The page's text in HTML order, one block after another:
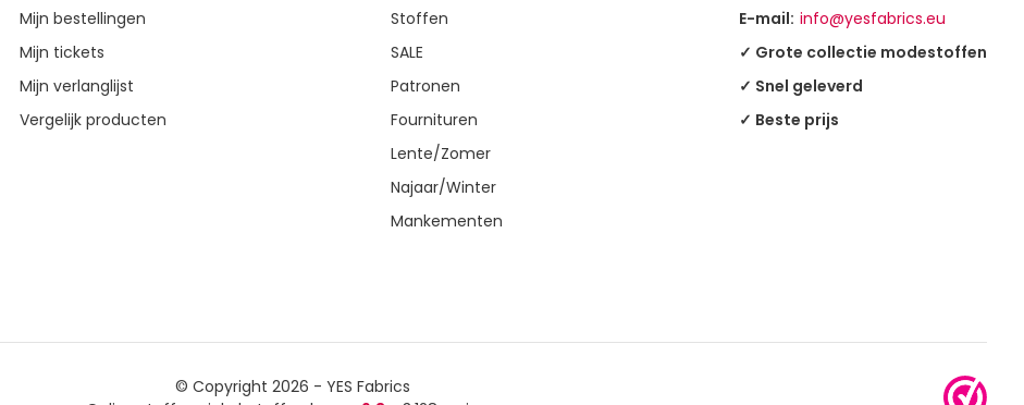
Mijn bestellingen
Mijn tickets
Mijn verlanglijst
Vergelijk producten
Stoffen
SALE
Patronen
Fournituren
Lente/Zomer
Najaar/Winter
Mankementen
E-mail: info@yesfabrics.eu
✓ Grote collectie modestoffen
✓ Snel geleverd
✓ Beste prijs
© Copyright 2026 - YES Fabrics